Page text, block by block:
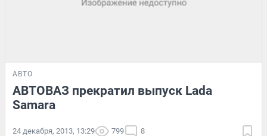
АВТО
АВТОВАЗ прекратил выпуск Lada
Samara
24 декабря, 2013, 13:29 799 8